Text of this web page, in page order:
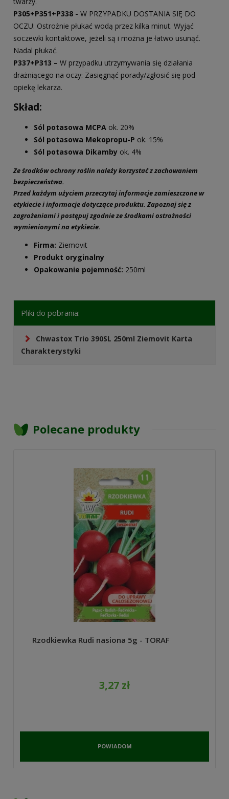
P305+P351+P338 - W PRZYPADKU DOSTANIA SIĘ DO
OCZU: Ostrożnie płukać wodą przez kilka minut. Wyjąć
soczewki kontaktowe, jeżeli są i można je łatwo usunąć.
Nadal płukać.
P337+P313 – W przypadku utrzymywania się działania
drażniącego na oczy: Zasięgnąć porady/zgłosić się pod
opiekę lekarza.
Skład:
Sól potasowa MCPA ok. 20%
Sól potasowa Mekopropu-P ok. 15%
Sól potasowa Dikamby ok. 4%
Ze środków ochrony roślin należy korzystać z zachowaniem
bezpieczeństwa.
Przed każdym użyciem przeczytaj informacje zamieszczone w
etykiecie i informacje dotyczące produktu.Zapoznaj się z
zagrożeniami i postępuj zgodnie ze środkami ostrożności
wymienionymi na etykiecie.
Firma: Ziemovit
Produkt oryginalny
Opakowanie pojemność: 250ml
Pliki do pobrania:
Chwastox Trio 390SL 250ml Ziemovit Karta
Charakterystyki
Polecane produkty
Rzodkiewka Rudi nasiona 5g - TORAF
3,27 zł
POWIADOM
DOSTĘPNOŚCI